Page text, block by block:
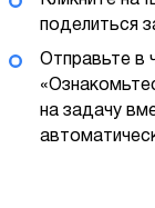
поделиться
Отправьте в
на задачу